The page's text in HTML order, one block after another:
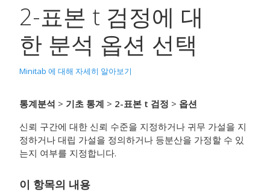
2-표본 t 검정에 대
한 분석 옵션 선택
Minitab 에 대해 자세히 알아보기
통계분석 > 기초 통계 > 2-표본 t 검정 > 옵션
신뢰 구간에 대한 신뢰 수준을 지정하거나 귀무 가설을 지
정하거나 대립 가설을 정의하거나 등분산을 가정할 수 있
는지 여부를 지정합니다.
이 항목의 내용